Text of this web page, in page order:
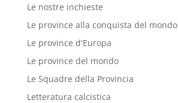
Le nostre inchieste
Le province alla conquista del mondo
Le province d'Europa
Le province del mondo
Le Squadre della Provincia
Letteratura calcistica